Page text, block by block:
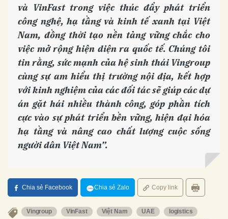
và VinFast trong việc thúc đẩy phát triển
công nghệ, hạ tầng và kinh tế xanh tại Việt
Nam, đồng thời tạo nền tảng vững chắc cho
việc mở rộng hiện diện ra quốc tế. Chúng tôi
tin rằng, sức mạnh của hệ sinh thái Vingroup
cùng sự am hiểu thị trường nội địa, kết hợp
với kinh nghiệm của các đối tác sẽ giúp các dự
án gặt hái nhiều thành công, góp phần tích
cực vào sự phát triển bền vững, hiện đại hóa
hạ tầng và nâng cao chất lượng cuộc sống
người dân Việt Nam”.
Chia sẻ Facebook Chia sẻ Zalo Copy link
Vingroup VinFast Việt Nam UAE
logistics